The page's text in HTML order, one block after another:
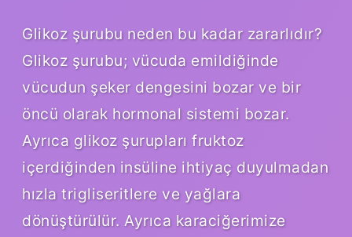
Glikoz şurubu neden bu kadar zararlıdır?
Glikoz şurubu; vücuda emildiğinde
vücudun şeker dengesini bozar ve bir
öncü olarak hormonal sistemi bozar.
Ayrıca glikoz şurupları fruktoz
içerdiğinden insüline ihtiyaç duyulmadan
hızla trigliseritlere ve yağlara
dönüştürülür. Ayrıca karaciğerimize